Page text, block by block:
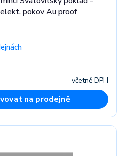
pokov Au proof
včetně DPH
na prodejně